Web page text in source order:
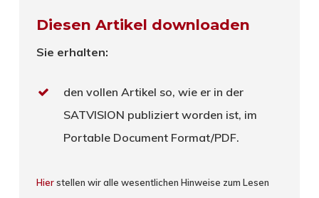
Diesen Artikel downloaden
Sie erhalten:
den vollen Artikel so, wie er in der
SATVISION publiziert worden ist, im
Portable Document Format/PDF.
Hierstellen wir alle wesentlichen Hinweise zum Lesen